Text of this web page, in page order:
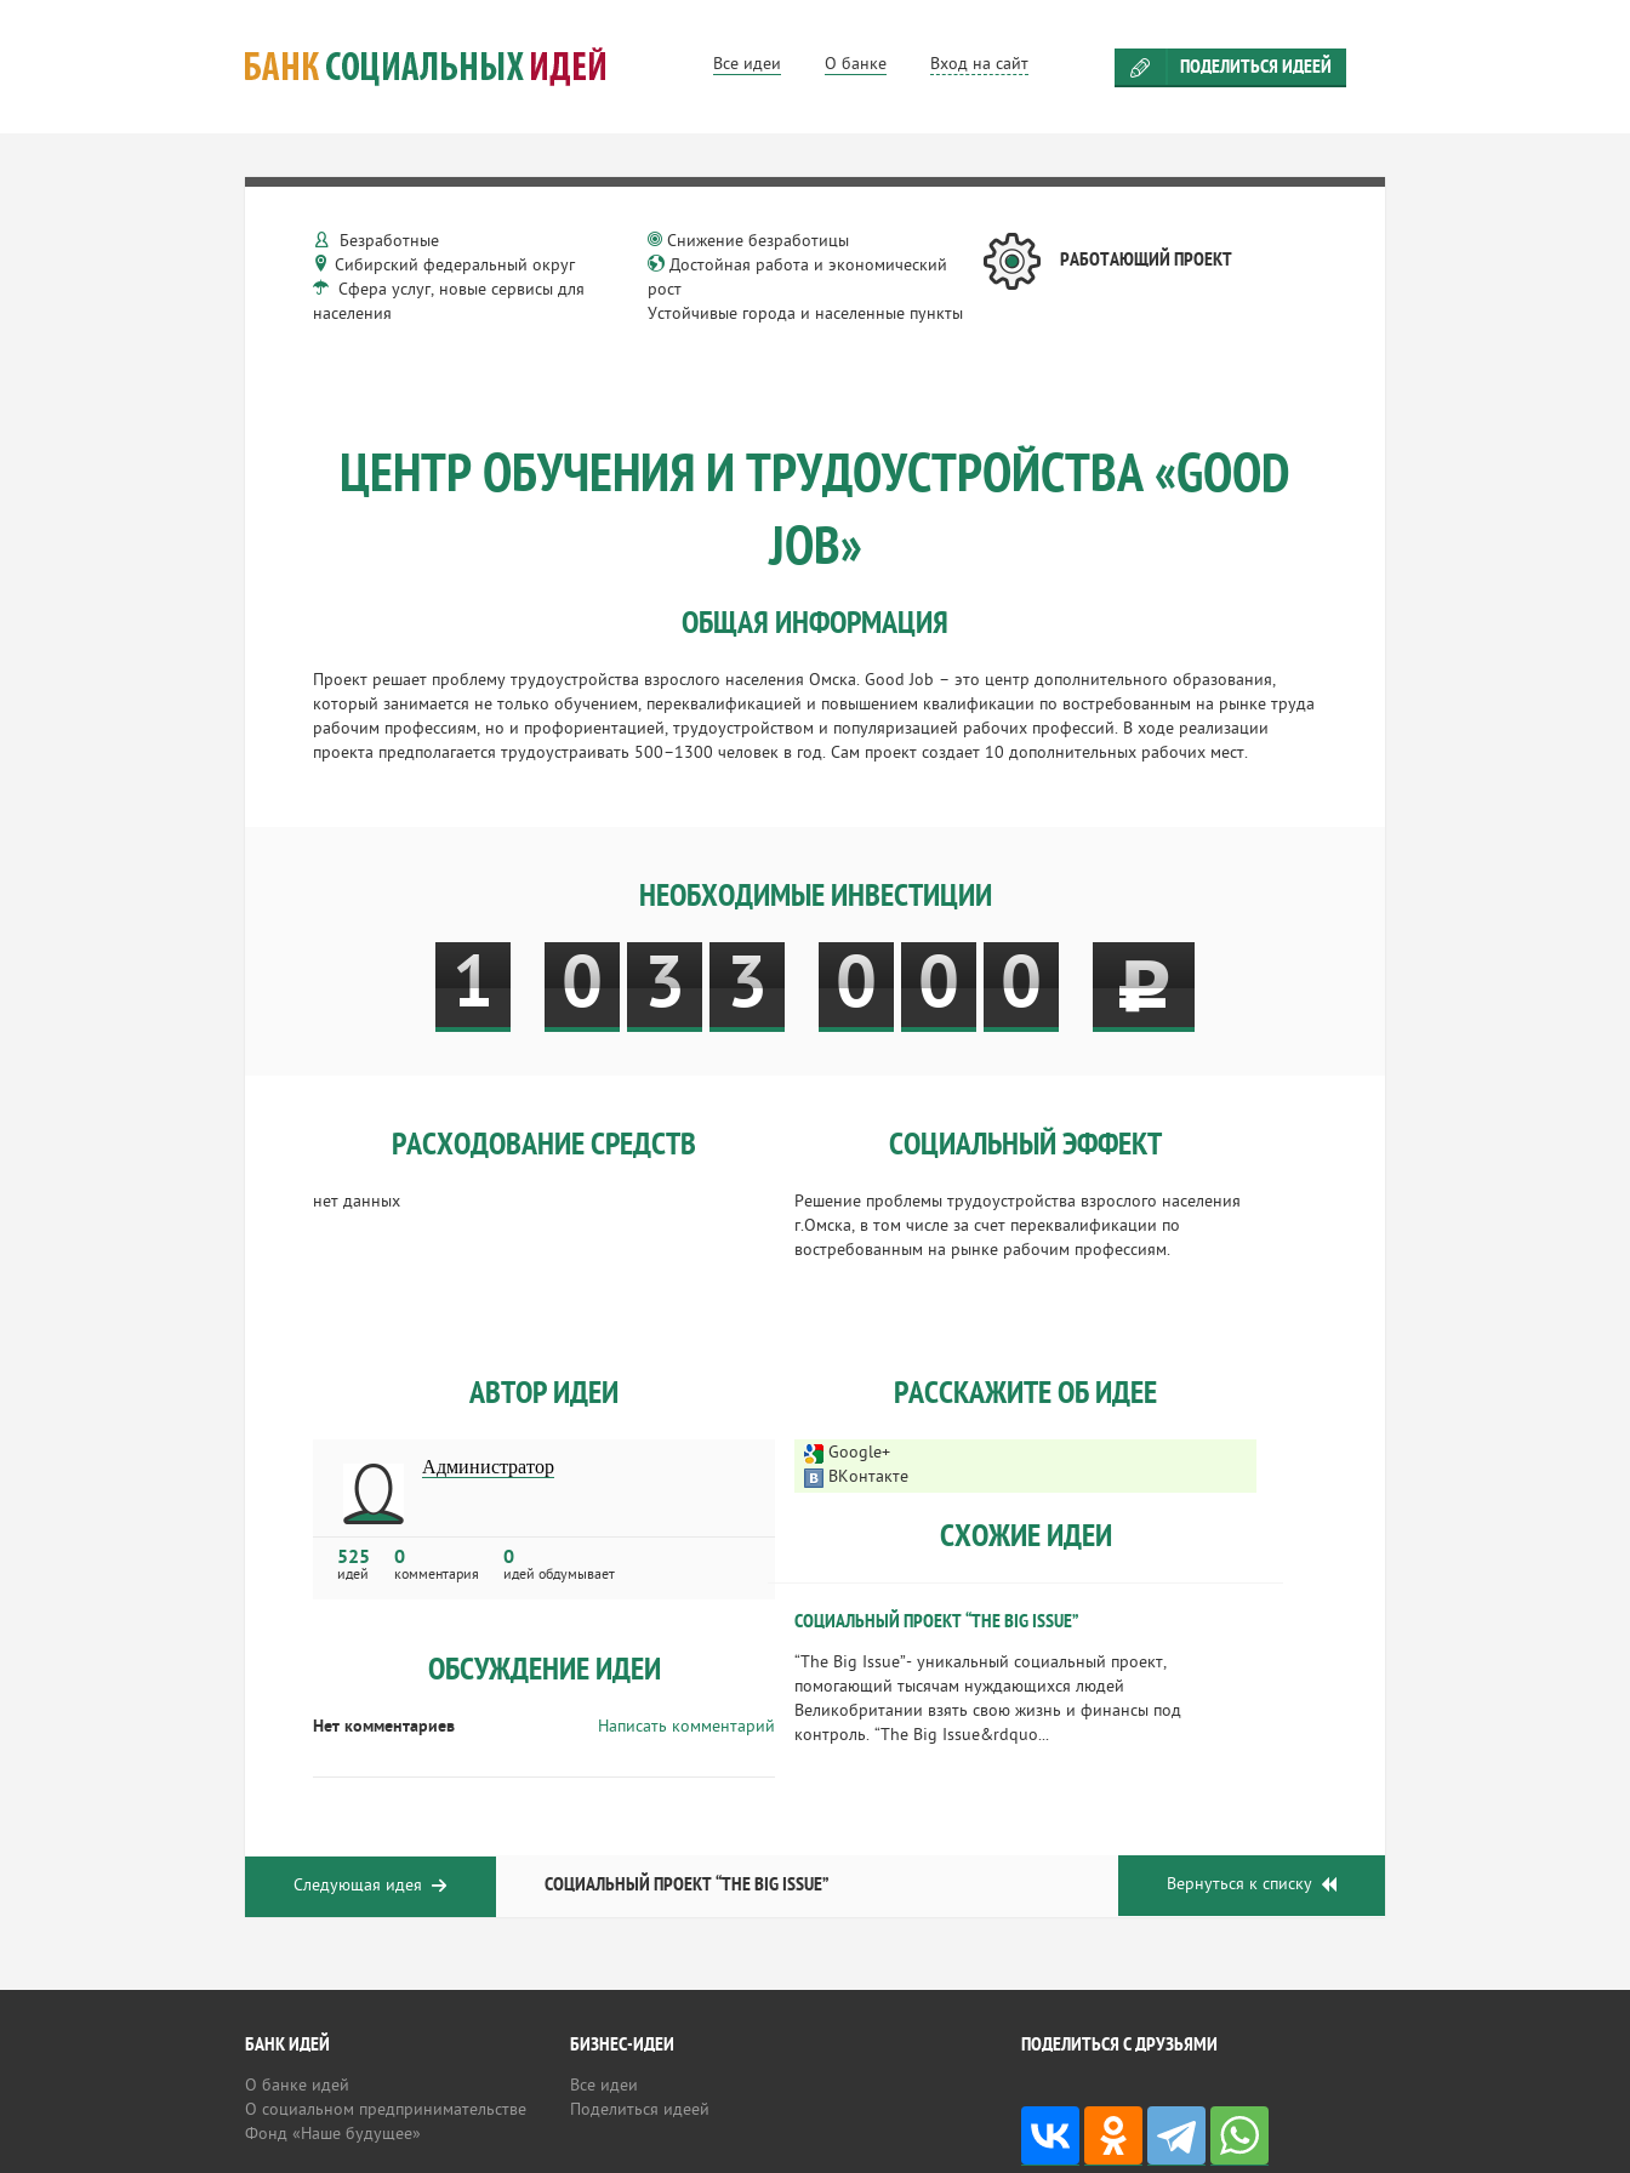
Все идеи О банке Вход на сайт ПОДЕЛИТЬСЯ ИДЕЕЙ
Безработные
Сибирский федеральный округ
Сфера услуг, новые сервисы для
населения
Снижение безработицы
Достойная работа и экономический
рост
Устойчивые города и населенные пункты
РАБОТАЮЩИЙ ПРОЕКТ
ЦЕНТР ОБУЧЕНИЯ И ТРУДОУСТРОЙСТВА «GOOD
JOB»
ОБЩАЯ ИНФОРМАЦИЯ
Проект решает проблему трудоустройства взрослого населения Омска. Good Job – это центр дополнительного образования,
который занимается не только обучением, переквалификацией и повышением квалификации по востребованным на рынке труда
рабочим профессиям, но и профориентацией, трудоустройством и популяризацией рабочих профессий. В ходе реализации
проекта предполагается трудоустраивать 500–1300 человек в год. Сам проект создает 10 дополнительных рабочих мест.
НЕОБХОДИМЫЕ ИНВЕСТИЦИИ
1 0 3 3 0 0 0
РАСХОДОВАНИЕ СРЕДСТВ
нет данных
СОЦИАЛЬНЫЙ ЭФФЕКТ
Решение проблемы трудоустройства взрослого населения
г.Омска, в том числе за счет переквалификации по
востребованным на рынке рабочим профессиям.
АВТОР ИДЕИ
Администратор
525
идей
0
комментария
0
идей обдумывает
ОБСУЖДЕНИЕ ИДЕИ
Написать комментарий
Нет комментариев
РАССКАЖИТЕ ОБ ИДЕЕ
Google+
ВКонтакте
СХОЖИЕ ИДЕИ
СОЦИАЛЬНЫЙ ПРОЕКТ “THE BIG ISSUE”
“The Big Issue”- уникальный социальный проект,
помогающий тысячам нуждающихся людей
Великобритании взять свою жизнь и финансы под
контроль. “The Big Issue&rdquo...
Следующая идея СОЦИАЛЬНЫЙ ПРОЕКТ “THE BIG ISSUE” Вернуться к списку
БАНК ИДЕЙ
О банке идей
О социальном предпринимательстве
Фонд «Наше будущее»
БИЗНЕС-ИДЕИ
Все идеи
Поделиться идеей
ПОДЕЛИТЬСЯ С ДРУЗЬЯМИ